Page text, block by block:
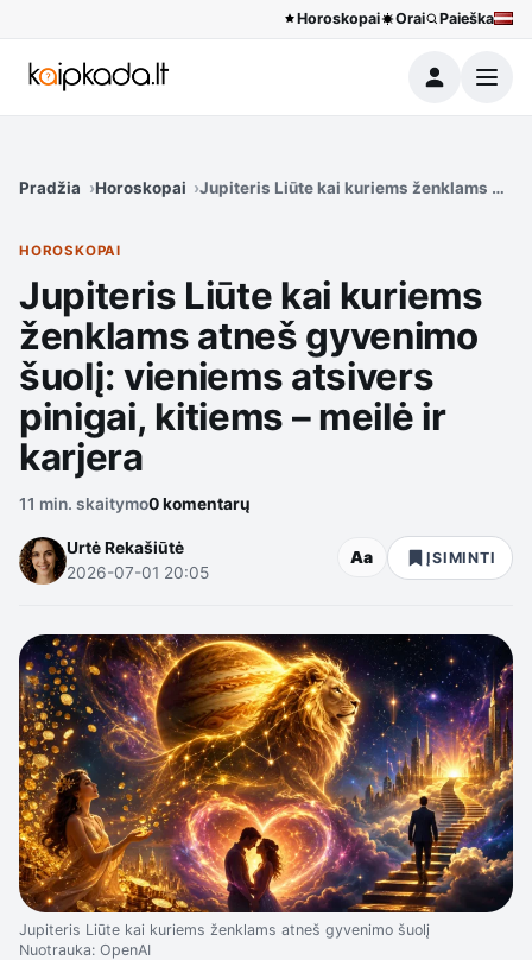
Horoskopai Orai Paieška
Meniu
Pradžia Horoskopai Jupiteris Liūte kai kuriems ženklams
HOROSKOPAI
Jupiteris Liūte kai kuriems
ženklams atneš gyvenimo
šuolį: vieniems atsivers
pinigai, kitiems – meilė ir
karjera
11 min. skaitymo0 komentarų
Urtė Rekašiūtė
2026-07-01 20:05
Aa ĮSIMINTI
Jupiteris Liūte kai kuriems ženklams atneš gyvenimo šuolį
Nuotrauka: OpenAI